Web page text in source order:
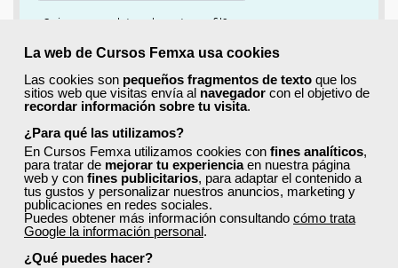
La web de Cursos Femxa usa cookies
Las cookies son pequeños fragmentos de texto que los
sitios web que visitas envía al navegador con el objetivo de
recordar información sobre tu visita.
¿Para qué las utilizamos?
En Cursos Femxa utilizamos cookies con fines analíticos,
para tratar de mejorar tu experienciaen nuestra página
web y con fines publicitarios, para adaptar el contenido a
tus gustos y personalizar nuestros anuncios, marketing y
publicaciones en redes sociales.
Puedes obtener más información consultando cómo trata
Google la información personal.
¿Qué puedes hacer?
¿Quieres completar ahora tu perfil?
Si
No, completaré mi perfil más adelante
Newsletter
Si, quiero recibir información sobre cursos, ofertas
exclusivas y recursos para el aprendizaje.
Términos y condiciones
He leído y acepto la Política de Privacidad
Registrarse